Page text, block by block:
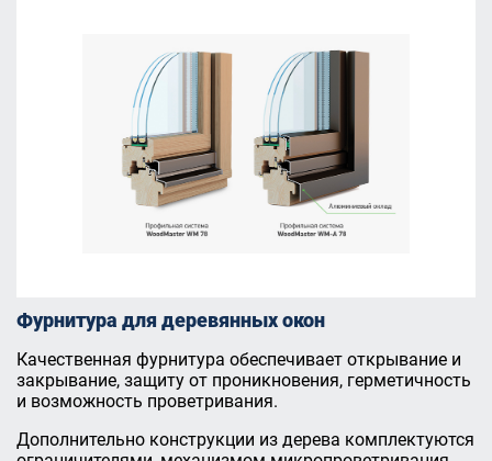
Фурнитура для деревянных окон
Качественная фурнитура обеспечивает открывание и
закрывание, защиту от проникновения, герметичность
и возможность проветривания.
Дополнительно конструкции из дерева комплектуются